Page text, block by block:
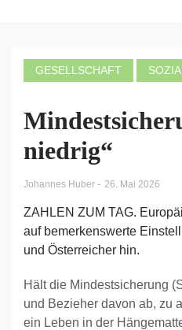
GESELLSCHAFT
niedrig“
Johannes Huber - 26. Mai 2026
ZAHLEN ZUM TAG.
auf bemerkenswerte
und Österreicher hin.
Hält die Mindestsicherung
und Bezieher davon ab, zu
ein Leben in der